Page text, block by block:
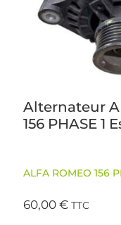
Alternateur
156 PHASE 1
ALFA ROMEO 156
60,00€ TTC